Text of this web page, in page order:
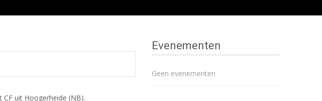
uit Hoogerheide (NB).
Evenementen
Geen evenementen